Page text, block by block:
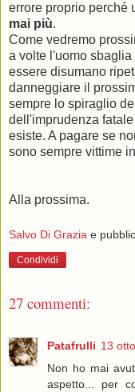
errore proprio perché
mai più.
Come vedremo
a volte l'uomo
essere disumano
danneggiare il
sempre lo spiraglio
dell'imprudenza
esiste. A pagare se
sono sempre vittime
Alla prossima.
Salvo Di Grazia e
Condividi
27 commenti:
Patafrulli 13
Non ho mai
aspetto... per